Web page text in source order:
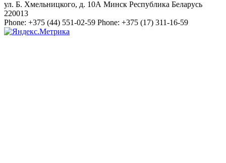
ул. Б. Хмельницкого, д. 10А Минск Республика Беларусь
220013
Phone: +375 (44) 551-02-59 Phone: +375 (17) 311-16-59